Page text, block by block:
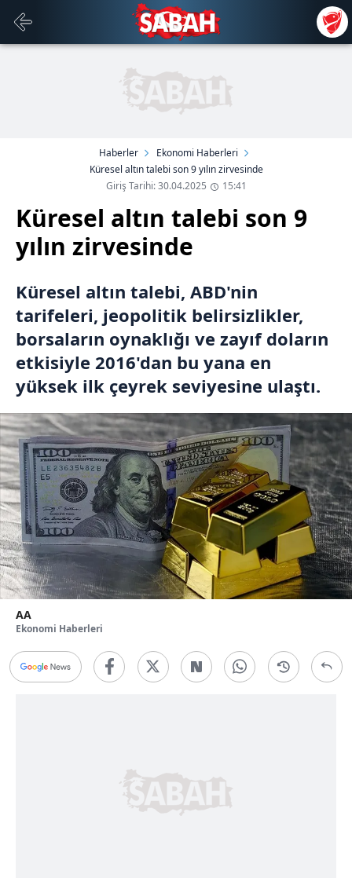
Haberler
Ekonomi Haberleri
Küresel altın talebi son 9 yılın zirvesinde
Giriş Tarihi: 30.04.2025
15:41
Küresel altın talebi son 9
yılın zirvesinde
Küresel altın talebi, ABD'nin
tarifeleri, jeopolitik belirsizlikler,
borsaların oynaklığı ve zayıf doların
etkisiyle 2016'dan bu yana en
yüksek ilk çeyrek seviyesine ulaştı.
AA
Ekonomi Haberleri